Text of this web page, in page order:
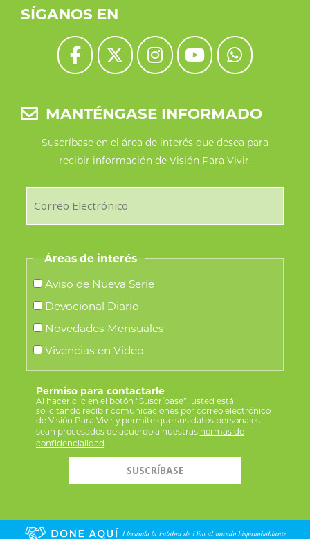
SÍGANOS EN
MANTÉNGASE INFORMADO
Suscríbase en el área de interés que desea para
recibir información de Visión Para Vivir.
Áreas de interés
Aviso de Nueva Serie
Devocional Diario
Novedades Mensuales
Vivencias en Video
Permiso para contactarle
Al hacer clic en el botón “Suscríbase”, usted está
solicitando recibir comunicaciones por correo electrónico
de Visión Para Vivir y permite que sus datos personales
sean procesados de acuerdo a nuestras normas de
confidencialidad.